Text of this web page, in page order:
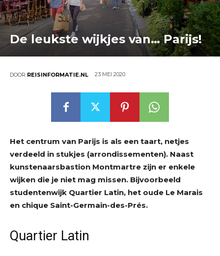
De leukste wijkjes van… Parijs!
DOOR REISINFORMATIE.NL 23 MEI 2020
Het centrum van Parijs is als een taart, netjes
verdeeld in stukjes (arrondissementen). Naast
kunstenaarsbastion Montmartre zijn er enkele
wijken die je niet mag missen. Bijvoorbeeld
studentenwijk Quartier Latin, het oude Le Marais
en chique Saint-Germain-des-Prés.
Quartier Latin